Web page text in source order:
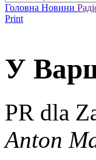
Головна Новини
Print
У
PR dla
Anton